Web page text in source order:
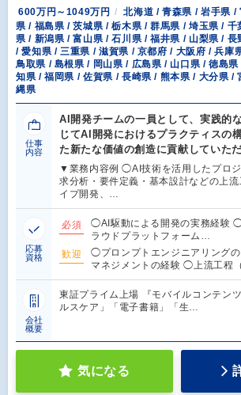
600万円～1049万円
北海道 / 青森県 / 岩手県 /
県 / 福島県 / 茨城県 / 栃木県 / 群馬県 / 埼玉県 / 千
県 / 新潟県 / 富山県 / 石川県 / 福井県 / 山梨県 /
/ 愛知県 / 三重県 / 滋賀県 / 京都府 / 大阪府 / 兵庫
鳥取県 / 島根県 / 岡山県 / 広島県 / 山口県 / 徳島
知県 / 福岡県 / 佐賀県 / 長崎県 / 熊本県 / 大分県 /
縄県
仕事
内容
AI開発チームの一員として、実践的
じてAI開発におけるプラクティスの
た新たな価値の創造に貢献していただ
▼業務内容例 ◯AI技術を活用したプロ
求分析・要件定義・基本設計などの上
イプ開発、…
応募
資格
必須
◯AI駆動による開発の実務経験
ラウドプラットフォーム…
歓迎
◯プロンプトエンジニアリング
マネジメントの経験 ◯上流工程
会社
概要
東証プライム上場 『モバイルコンテン
ルスケア」「電子書籍」「生…
気になる